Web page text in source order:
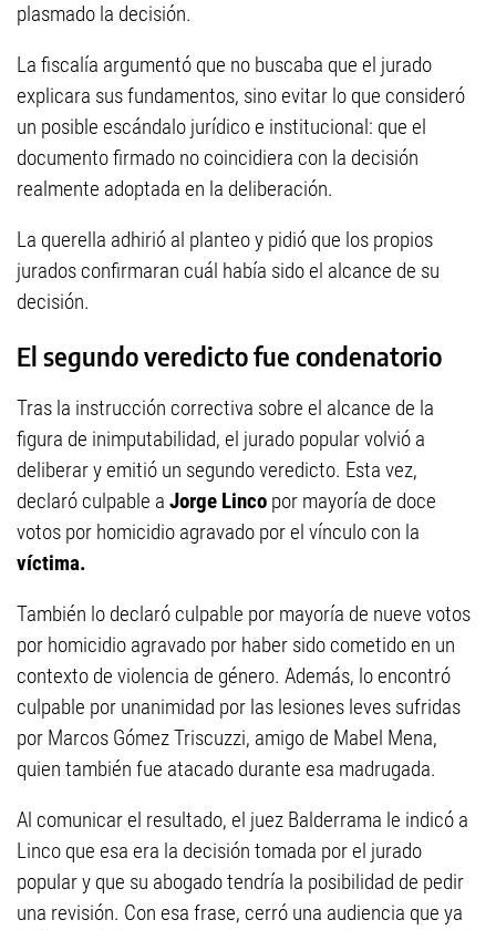
plasmado la decisión.
La fiscalía argumentó que no buscaba que el jurado
explicara sus fundamentos, sino evitar lo que consideró
un posible escándalo jurídico e institucional: que el
documento firmado no coincidiera con la decisión
realmente adoptada en la deliberación.
La querella adhirió al planteo y pidió que los propios
jurados confirmaran cuál había sido el alcance de su
decisión.
El segundo veredicto fue condenatorio
Tras la instrucción correctiva sobre el alcance de la
figura de inimputabilidad, el jurado popular volvió a
deliberar y emitió un segundo veredicto. Esta vez,
declaró culpable a Jorge Linco por mayoría de doce
votos por homicidio agravado por el vínculo con la
víctima.
También lo declaró culpable por mayoría de nueve votos
por homicidio agravado por haber sido cometido en un
contexto de violencia de género. Además, lo encontró
culpable por unanimidad por las lesiones leves sufridas
por Marcos Gómez Triscuzzi, amigo de Mabel Mena,
quien también fue atacado durante esa madrugada.
Al comunicar el resultado, el juez Balderrama le indicó a
Linco que esa era la decisión tomada por el jurado
popular y que su abogado tendría la posibilidad de pedir
una revisión. Con esa frase, cerró una audiencia que ya